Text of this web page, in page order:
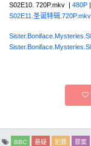
S02E10. 720P.mkv | 480P |
S02E11.圣诞特辑.720P.mkv
BBC 悬疑 犯罪 罪案